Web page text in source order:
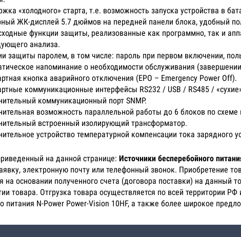
«холодного» старта, т.е. возможность запуска устройства в
ЖК-дисплей 5.7 дюймов на передней панели блока, удобный
функции защиты, реализованные как программно, так и
анализа.
защиты паролем, в том числе: пароль при первом включении,
напоминание о необходимости обслуживания
кнопка аварийного отключения (EPO – Emergency Power Off).
коммуникационные интерфейсы RS232 / USB / RS485 /
коммуникационный порт SNMP.
возможность параллельной работы до 6 блоков по схеме
встроенный изолирующий трансформатор.
устройство температурной компенсации тока зарядного
на данной странице: Источники бесперебойного
электронную почту или телефонный звонок. Приобретение
на основании полученного счета (договора поставки) на данный
товара. Отгрузка товара осуществляется по всей территории
питания N-Power Power-Vision 10HF, а также более широкое